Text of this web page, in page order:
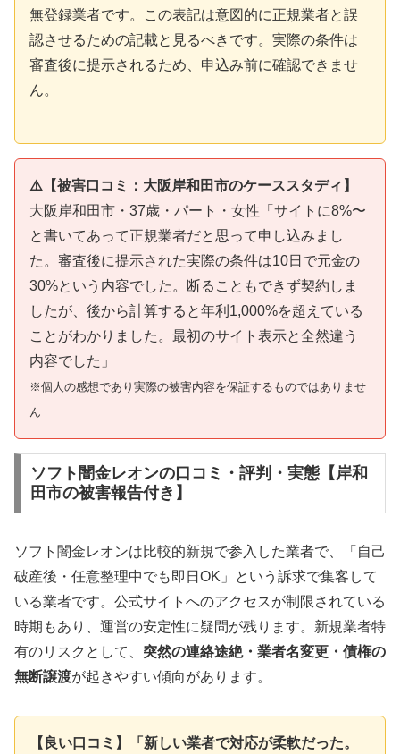
無登録業者です。この表記は意図的に正規業者と誤
認させるための記載と見るべきです。実際の条件は
審査後に提示されるため、申込み前に確認できませ
ん。
⚠️【被害口コミ：大阪岸和田市のケーススタディ】
大阪岸和田市・37歳・パート・女性「サイトに8%〜
と書いてあって正規業者だと思って申し込みまし
た。審査後に提示された実際の条件は10日で元金の
30%という内容でした。断ることもできず契約しま
したが、後から計算すると年利1,000%を超えている
ことがわかりました。最初のサイト表示と全然違う
内容でした」
※個人の感想であり実際の被害内容を保証するものではありませ
ん
ソフト闇金レオンの口コミ・評判・実態【岸和
田市の被害報告付き】
ソフト闇金レオンは比較的新規で参入した業者で、「自己
破産後・任意整理中でも即日OK」という訴求で集客して
いる業者です。公式サイトへのアクセスが制限されている
時期もあり、運営の安定性に疑問が残ります。新規業者特
有のリスクとして、 突然の連絡途絶・業者名変更・債権の
無断譲渡が起きやすい傾向があります。
【良い口コミ】「新しい業者で対応が柔軟だった。